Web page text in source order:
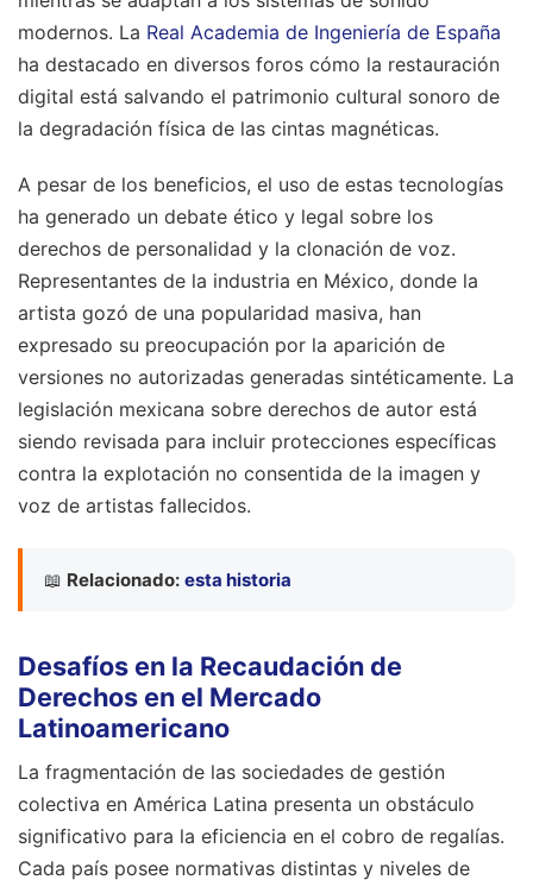
modernos. La Real Academia de Ingeniería de España
ha destacado en diversos foros cómo la restauración
digital está salvando el patrimonio cultural sonoro de
la degradación física de las cintas magnéticas.
A pesar de los beneficios, el uso de estas tecnologías
ha generado un debate ético y legal sobre los
derechos de personalidad y la clonación de voz.
Representantes de la industria en México, donde la
artista gozó de una popularidad masiva, han
expresado su preocupación por la aparición de
versiones no autorizadas generadas sintéticamente. La
legislación mexicana sobre derechos de autor está
siendo revisada para incluir protecciones específicas
contra la explotación no consentida de la imagen y
voz de artistas fallecidos.
📖 Relacionado: esta historia
Desafíos en la Recaudación de
Derechos en el Mercado
Latinoamericano
La fragmentación de las sociedades de gestión
colectiva en América Latina presenta un obstáculo
significativo para la eficiencia en el cobro de regalías.
Cada país posee normativas distintas y niveles de